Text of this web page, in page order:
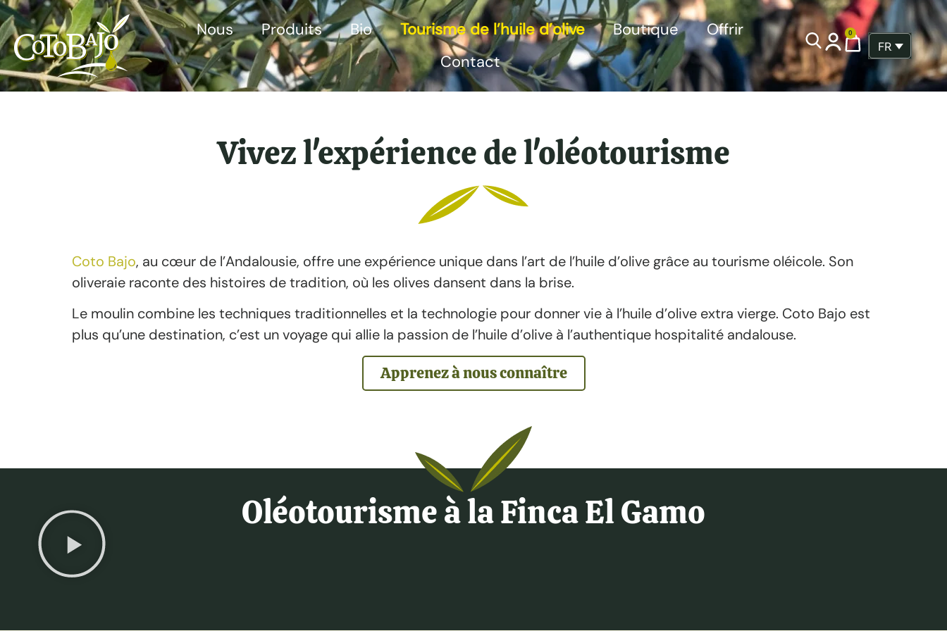
Nous Produits Bio Tourisme de l’huile d’olive Boutique
Offrir
Contact
0
FRANÇAIS
Vivez l'expérience de l'oléotourisme
Coto Bajo, au cœur de l’Andalousie, offre une expérience unique dans l’art de l’huile d’olive grâce au tourisme oléicole. Son
oliveraie raconte des histoires de tradition, où les olives dansent dans la brise.
Le moulin combine les techniques traditionnelles et la technologie pour donner vie à l’huile d’olive extra vierge. Coto Bajo est
plus qu’une destination, c’est un voyage qui allie la passion de l’huile d’olive à l’authentique hospitalité andalouse.
Apprenez à nous connaître
Oléotourisme à la Finca El Gamo